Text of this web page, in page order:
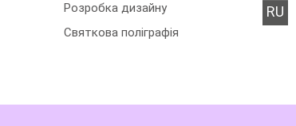
RU
Розробка дизайну
Святкова поліграфія